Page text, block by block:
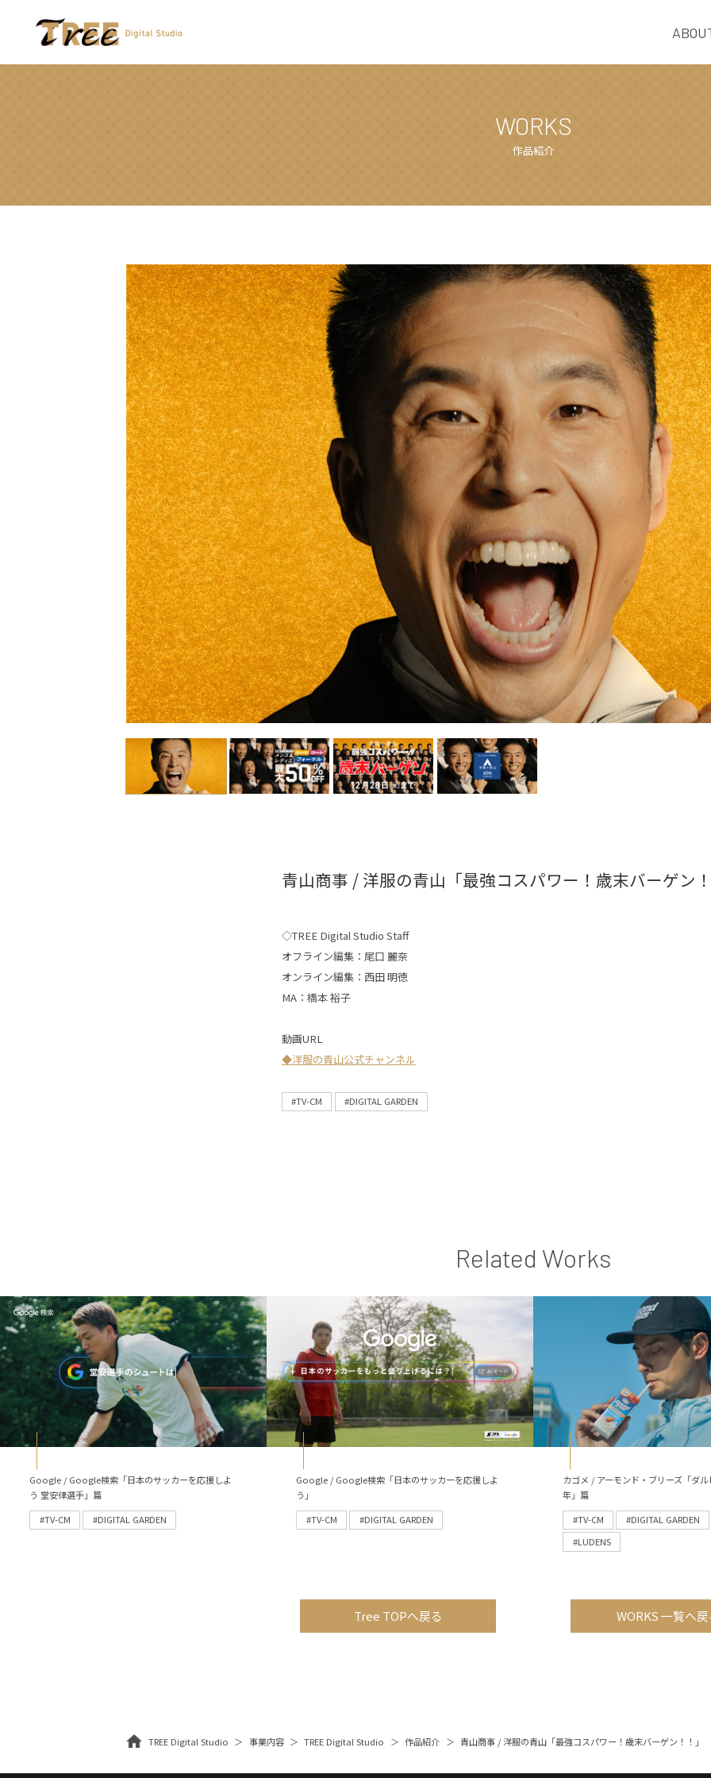
WORKS
作品紹介
青山商事 / 洋服の青山「最強コスパワー！歳末バーゲン
◇TREE Digital Studio Staff
オフライン編集：尾口 麗奈
オンライン編集：西田 明徳
MA：橋本 裕子
動画URL
◆洋服の青山公式チャンネル
#TV-CM #DIGITAL GARDEN
Related Works
Google / Google検索「日本のサッカーを応援しよ
う 堂安律選手」篇
#TV-CM
#DIGITAL GARDEN
Google / Google検索「日本のサッカーを応援しよ
う」
#TV-CM
#DIGITAL GARDEN
カゴメ / アーモンド・ブリーズ「ダ
年」篇
#TV-CM
#DIGITAL GARDEN
#LUDENS
Tree TOPへ戻る WORKS 一覧へ
TREE Digital Studio 事業内容 TREE Digital Studio 作品紹介 青山商事 / 洋服の青山「最強コスパワー！歳末バーゲン！！」